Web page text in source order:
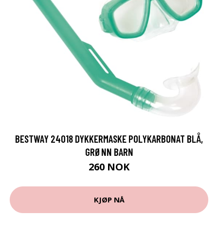
BESTWAY 24018 DYKKERMASKE POLYKARBONAT BLÅ,
GRØNN BARN
260 NOK
KJØP NÅ